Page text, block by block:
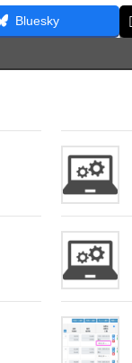
Bluesky